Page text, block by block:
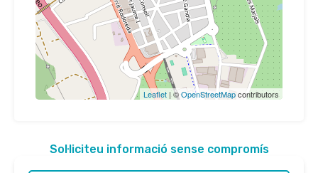
Leaflet | ©OpenStreetMapcontributors
Sol·liciteu informació sense compromís